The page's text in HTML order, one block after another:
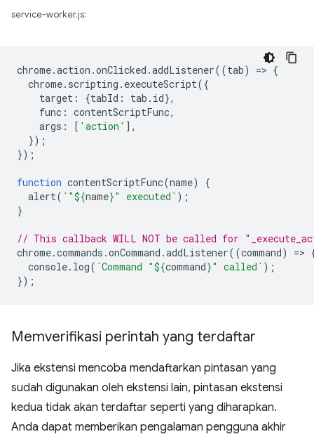
service-worker.js:
chrome.action .onClicked .addListener((tab) => {
chrome. scripting . executeScript({
target : {tabId : tab . id},
func : contentScriptFunc,
args : [ 'action' ],
});
});
function contentScriptFunc(name)
{
alert( `"${name}" executed` );
}
// This callback WILL NOT be called for
chrome.commands .onCommand .addListener((command) =>
console. log( `Command "${command}" called` );
});
Memverifikasi perintah yang terdaftar
Jika ekstensi mencoba mendaftarkan pintasan yang
sudah digunakan oleh ekstensi lain, pintasan ekstensi
kedua tidak akan terdaftar seperti yang diharapkan.
Anda dapat memberikan pengalaman pengguna akhir